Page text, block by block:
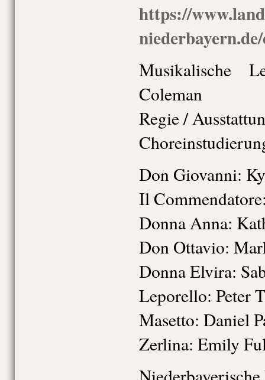
https://
Musikalische
Coleman
Regie /
Don Giovanni:
Il
Donna Anna:
Don Ottavio:
Donna Elvira:
Leporello: Peter
Masetto: Daniel
Zerlina: Emily